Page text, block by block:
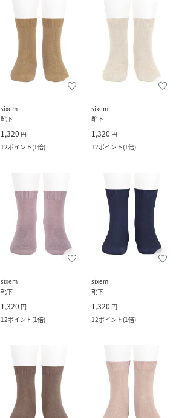
sixem
靴下
1,320 円
12ポイント(1倍)
sixem
靴下
1,320 円
12ポイント(1倍)
sixem
靴下
1,320 円
12ポイント(1倍)
sixem
靴下
1,320 円
12ポイント(1倍)